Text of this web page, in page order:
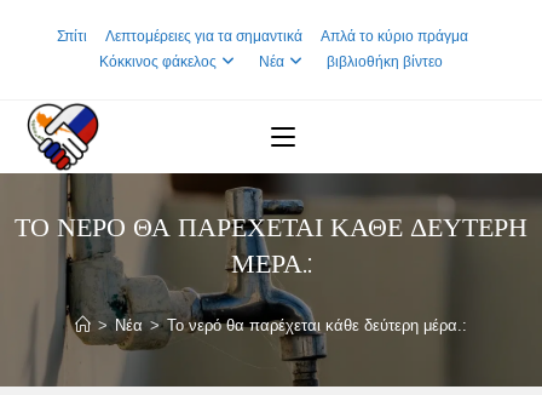
Σπίτι Λεπτομέρειες για τα σημαντικά
Απλά το κύριο πράγμα
Κόκκινος φάκελος
Νέα βιβλιοθήκη βίντεο
ΤΟ ΝΕΡΌ ΘΑ ΠΑΡΈΧΕΤΑΙ ΚΆΘΕ ΔΕΎΤΕΡΗ
ΜΈΡΑ.:
> Νέα > Το νερό θα παρέχεται κάθε δεύτερη μέρα.: